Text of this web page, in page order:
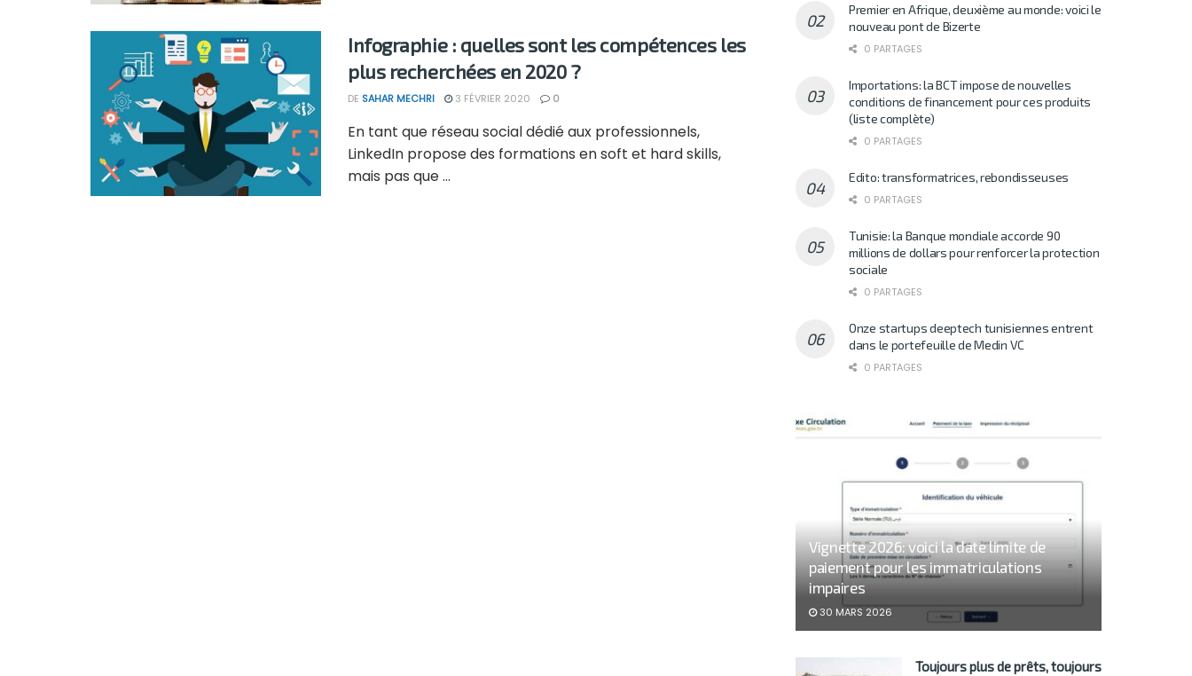
Infographie : quelles sont les compétences les
plus recherchées en 2020 ?
DE SAHAR MECHRI 3 FÉVRIER 2020 0
En tant que réseau social dédié aux professionnels,
LinkedIn propose des formations en soft et hard skills,
mais pas que ...
Premier en Afrique, deuxième au monde: voici le
nouveau pont de Bizerte
0 PARTAGES
Importations: la BCT impose de nouvelles
conditions de financement pour ces produits
(liste complète)
0 PARTAGES
Edito: transformatrices, rebondisseuses
0 PARTAGES
Tunisie: la Banque mondiale accorde 90
millions de dollars pour renforcer la protection
sociale
0 PARTAGES
Onze startups deeptech tunisiennes entrent
dans le portefeuille de Medin VC
0 PARTAGES
Vignette 2026: voici la date limite de
paiement pour les immatriculations
impaires
30 MARS 2026
Toujours plus de prêts, toujours